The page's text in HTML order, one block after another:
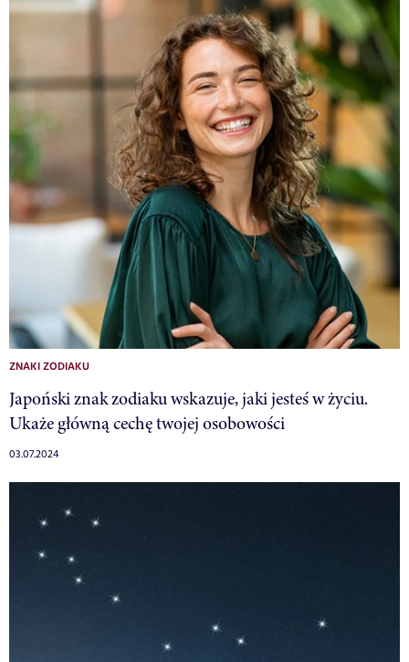
ZNAKI ZODIAKU
Japoński znak zodiaku wskazuje, jaki jesteś w życiu.
Ukaże główną cechę twojej osobowości
03.07.2024